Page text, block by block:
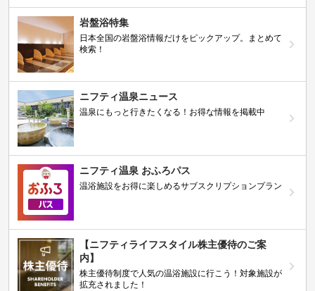
岩盤浴特集
日本全国の岩盤浴情報だけをピックアップ。まとめて
検索！
ニフティ温泉ニュース
温泉にもっと行きたくなる！お得な情報を掲載中
ニフティ温泉 おふろパス
温浴施設をお得に楽しめるサブスクリプションプラン
【ニフティライフスタイル株主優待のご案
内】
株主優待制度で人気の温浴施設に行こう！対象施設が
拡充されました！